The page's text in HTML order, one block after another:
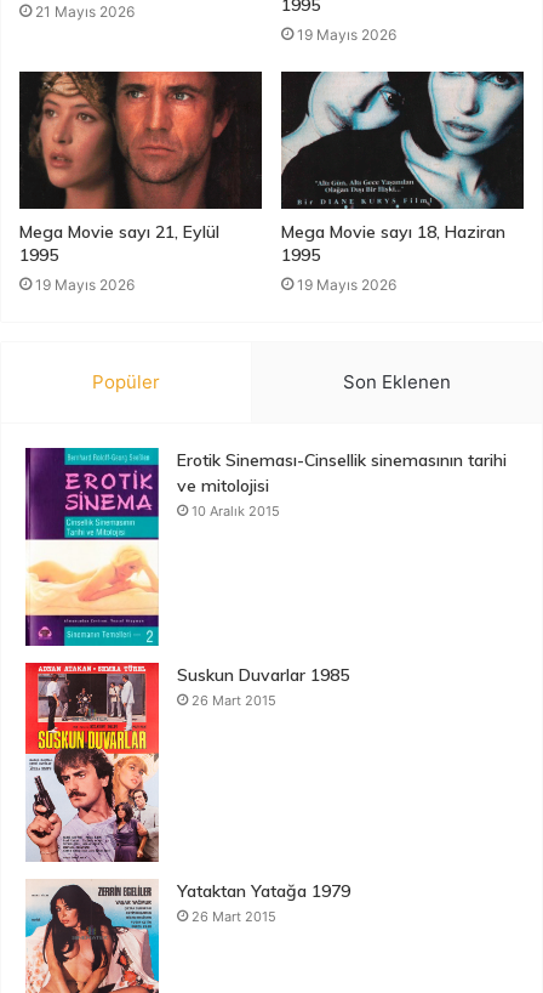
21 Mayıs 2026
1995
19 Mayıs 2026
Mega Movie sayı 21, Eylül
1995
19 Mayıs 2026
Mega Movie sayı 18, Haziran
1995
19 Mayıs 2026
Popüler Son Eklenen
Erotik Sineması-Cinsellik sinemasının tarihi
ve mitolojisi
10 Aralık 2015
Suskun Duvarlar 1985
26 Mart 2015
Yataktan Yatağa 1979
26 Mart 2015